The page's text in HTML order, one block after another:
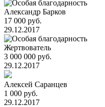
Александр Барков
17 000 руб.
29.12.2017
Жертвователь
3 000 000 руб.
29.12.2017
Алексей Саранцев
1 000 руб.
29.12.2017